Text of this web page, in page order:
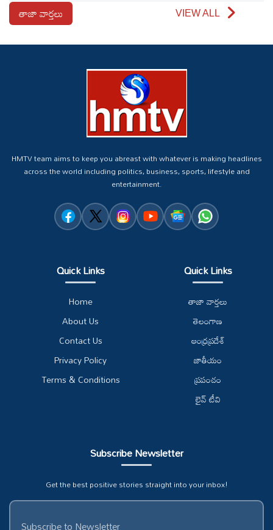
తాజా వార్తలు VIEW ALL
HMTV team aims to keep you abreast with whatever is making headlines
across the world including politics, business, sports, lifestyle and
entertainment.
Quick Links
Home
About Us
Contact Us
Privacy Policy
Terms & Conditions
Quick Links
తాజా వార్తలు
తెలంగాణ
ఆంధ్రప్రదేశ్
జాతీయం
ప్రపంచం
లైవ్ టీవి
Subscribe Newsletter
Get the best positive stories straight into your inbox!